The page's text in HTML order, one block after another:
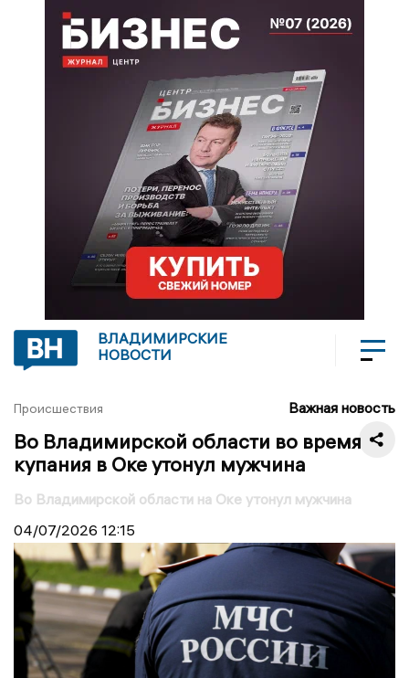
ВЛАДИМИРСКИЕ
НОВОСТИ
Происшествия Важная новость
Во Владимирской области во время
купания в Оке утонул мужчина
Во Владимирской области на Оке утонул мужчина
04/07/2026 12:15